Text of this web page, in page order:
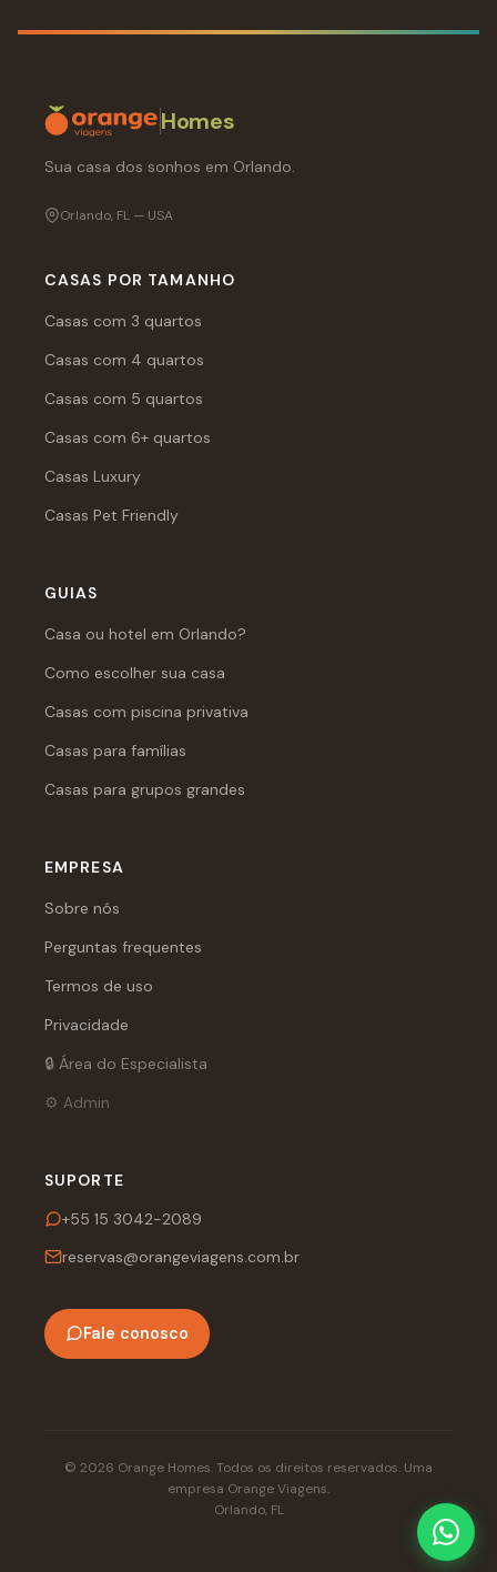
Homes
Sua casa dos sonhos em Orlando.
Orlando, FL — USA
CASAS POR TAMANHO
Casas com 3 quartos
Casas com 4 quartos
Casas com 5 quartos
Casas com 6+ quartos
Casas Luxury
Casas Pet Friendly
GUIAS
Casa ou hotel em Orlando?
Como escolher sua casa
Casas com piscina privativa
Casas para famílias
Casas para grupos grandes
EMPRESA
Sobre nós
Perguntas frequentes
Termos de uso
Privacidade
🔒 Área do Especialista
⚙️ Admin
SUPORTE
+55 15 3042-2089
reservas@orangeviagens.com.br
Fale conosco
© 2026 Orange Homes. Todos os direitos reservados. Uma
empresa Orange Viagens.
Orlando, FL